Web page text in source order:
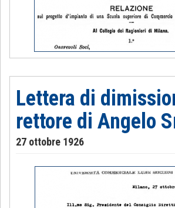
Lettera di
rettore di Angelo
27 ottobre 1926